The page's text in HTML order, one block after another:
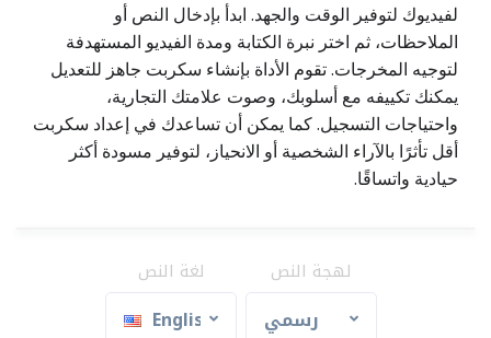
لفيديوك لتوفير الوقت والجهد. ابدأ بإدخال النص أو
الملاحظات، ثم اختر نبرة الكتابة ومدة الفيديو المستهدفة
لتوجيه المخرجات. تقوم الأداة بإنشاء سكربت جاهز للتعديل
يمكنك تكييفه مع أسلوبك، وصوت علامتك التجارية،
واحتياجات التسجيل. كما يمكن أن تساعدك في إعداد سكربت
أقل تأثرًا بالآراء الشخصية أو الانحياز، لتوفير مسودة أكثر
حيادية واتساقًا.
لغة النص
English
لهجة النص
رسمي